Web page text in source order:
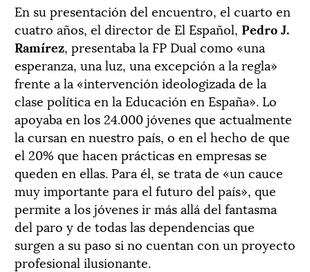
En su presentación del encuentro, el cuarto en
cuatro años, el director de El Español, Pedro J.
Ramírez, presentaba la FP Dual como «una
esperanza, una luz, una excepción a la regla»
frente a la «intervención ideologizada de la
clase política en la Educación en España». Lo
apoyaba en los 24.000 jóvenes que actualmente
la cursan en nuestro país, o en el hecho de que
el 20% que hacen prácticas en empresas se
queden en ellas. Para él, se trata de «un cauce
muy importante para el futuro del país», que
permite a los jóvenes ir más allá del fantasma
del paro y de todas las dependencias que
surgen a su paso si no cuentan con un proyecto
profesional ilusionante.